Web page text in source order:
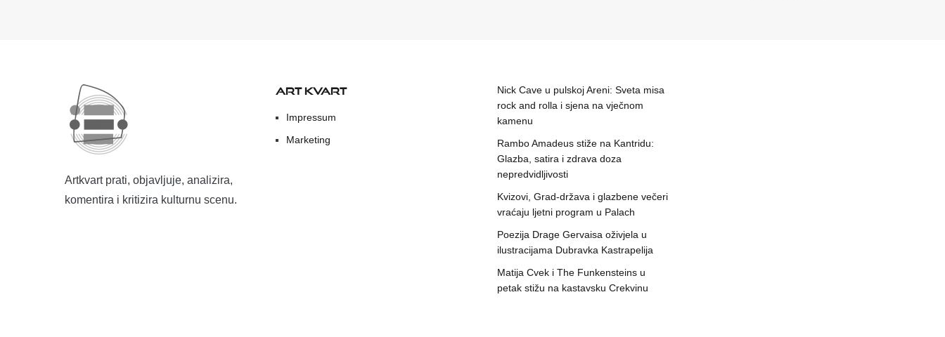
Artkvart prati, objavljuje, analizira,
komentira i kritizira kulturnu scenu.
ART KVART
Impressum
Marketing
Nick Cave u pulskoj Areni: Sveta misa
rock and rolla i sjena na vječnom
kamenu
Rambo Amadeus stiže na Kantridu:
Glazba, satira i zdrava doza
nepredvidljivosti
Kvizovi, Grad-država i glazbene večeri
vraćaju ljetni program u Palach
Poezija Drage Gervaisa oživjela u
ilustracijama Dubravka Kastrapelija
Matija Cvek i The Funkensteins u
petak stižu na kastavsku Crekvinu